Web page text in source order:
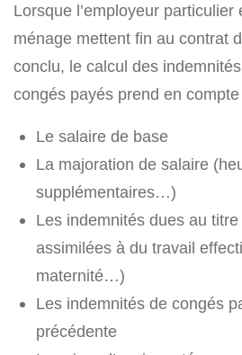
Lorsque l’employeur particulier
ménage mettent fin au contrat
conclu, le calcul des
congés payés prend en compte
Le salaire de base
La majoration de salaire
supplémentaires…)
Les indemnités dues au
assimilées à du travail
maternité…)
Les indemnités de congés
précédente